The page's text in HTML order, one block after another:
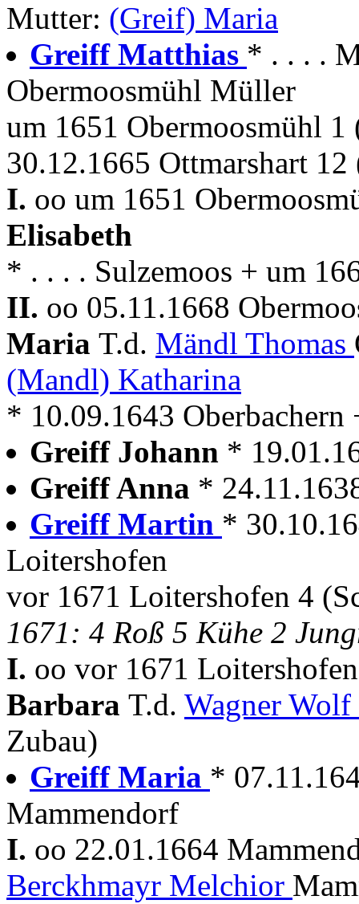
Mutter: (Greif) Maria
Greiff Matthias * . . . .
Obermoosmühl Müller
um 1651 Obermoosmühl
30.12.1665 Ottmarshart
I. oo um 1651
Elisabeth
* . . . . Sulzemoos + um
II. oo 05.11.1668
Maria T.d. Mändl Thomas
(Mandl) Katharina
* 10.09.1643
Greiff Johann *
Greiff Anna *
Greiff Martin *
Loitershofen
vor 1671 Loitershofen 4
1671: 4 Roß 5 Kühe 2
I. oo vor 1671
Barbara T.d. Wagner Wolf
Zubau)
Greiff Maria *
Mammendorf
I. oo 22.01.1664
Berckhmayr Melchior